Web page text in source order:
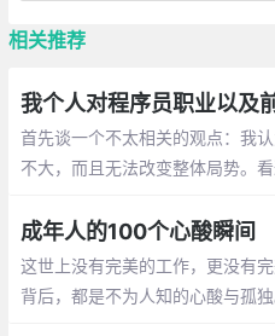
相关推荐
我个人对程序员职业以及
首先谈一个不太相关的观点：我
不大，而且无法改变整体局势。
欢，然后 GG 了
成年人的100个心酸瞬间
这世上没有完美的工作，更没有
背后，都是不为人知的心酸与孤